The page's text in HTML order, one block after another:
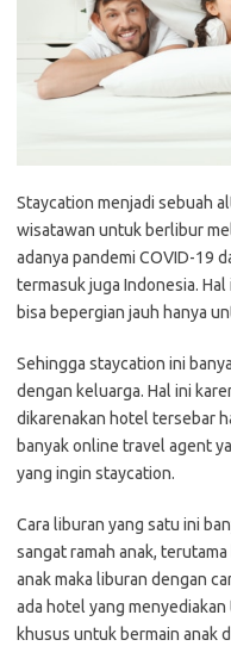
Staycation menjadi sebuah
wisatawan untuk berlibur
adanya pandemi COVID-19
termasuk juga Indonesia.
bisa bepergian jauh hanya
Sehingga staycation ini
dengan keluarga. Hal ini
dikarenakan hotel tersebar
banyak online travel agent
yang ingin staycation.
Cara liburan yang satu ini
sangat ramah anak,
anak maka liburan dengan
ada hotel yang
khusus untuk bermain anak